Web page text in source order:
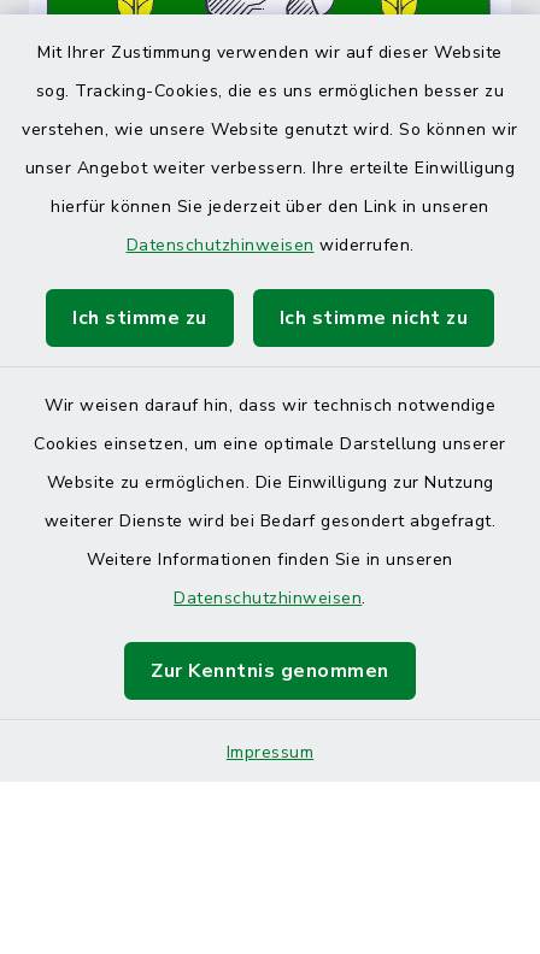
Mit Ihrer Zustimmung verwenden wir auf dieser Website
sog. Tracking-Cookies, die es uns ermöglichen besser zu
verstehen, wie unsere Website genutzt wird. So können wir
unser Angebot weiter verbessern. Ihre erteilte Einwilligung
hierfür können Sie jederzeit über den Link in unseren
Datenschutzhinweisen widerrufen.
Ich stimme zu Ich stimme nicht zu
Wir weisen darauf hin, dass wir technisch notwendige
Cookies einsetzen, um eine optimale Darstellung unserer
Website zu ermöglichen. Die Einwilligung zur Nutzung
weiterer Dienste wird bei Bedarf gesondert abgefragt.
Weitere Informationen finden Sie in unseren
Datenschutzhinweisen.
Zur Kenntnis genommen
Impressum
Barrierefreiheit
Sitemap